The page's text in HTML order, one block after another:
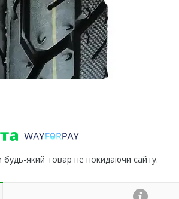
будь-який товар не покидаючи сайту.